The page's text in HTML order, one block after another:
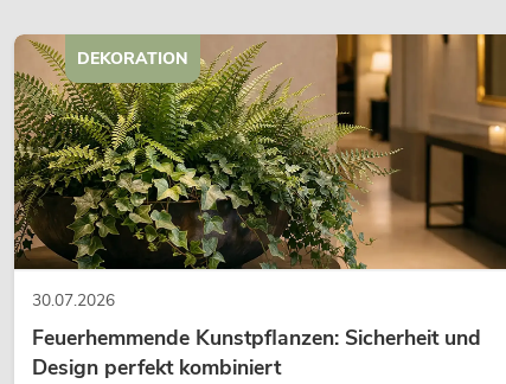
30.07.2026
Feuerhemmende Kunstpflanzen: Sicherheit und
Design perfekt kombiniert
DEKORATION